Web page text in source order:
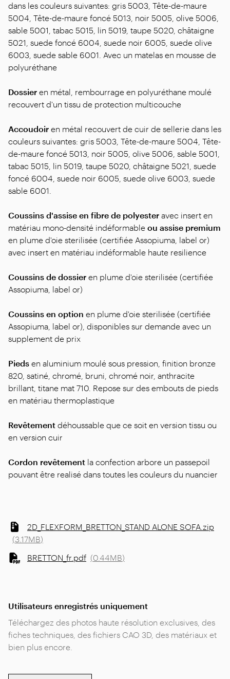
dans les couleurs suivantes: gris 5003, Tête-de-maure
5004, Tête-de-maure foncé 5013, noir 5005, olive 5006,
sable 5001, tabac 5015, lin 5019, taupe 5020, châtaigne
5021, suede foncé 6004, suede noir 6005, suede olive
6003, suede sable 6001. Avec un matelas en mousse de
polyuréthane
Dossier en métal, rembourrage en polyuréthane moulé
recouvert d'un tissu de protection multicouche
Accoudoir en métal recouvert de cuir de sellerie dans les
couleurs suivantes: gris 5003, Tête-de-maure 5004, Tête-
de-maure foncé 5013, noir 5005, olive 5006, sable 5001,
tabac 5015, lin 5019, taupe 5020, châtaigne 5021, suede
foncé 6004, suede noir 6005, suede olive 6003, suede
sable 6001.
Coussins d'assise en fibre de polyester avec insert en
matériau mono-densité indéformable ou assise premium
en plume d'oie sterilisée (certifiée Assopiuma, label or)
avec insert en matériau indéformable haute resilience
Coussins de dossier en plume d'oie sterilisée (certifiée
Assopiuma, label or)
Coussins en option en plume d'oie sterilisée (certifiée
Assopiuma, label or), disponibles sur demande avec un
supplement de prix
Pieds en aluminium moulé sous pression, finition bronze
820, satiné, chromé, bruni, chromé noir, anthracite
brillant, titane mat 710. Repose sur des embouts de pieds
en matériau thermoplastique
Revêtement déhoussable que ce soit en version tissu ou
en version cuir
Cordon revêtement la confection arbore un passepoil
pouvant être realisé dans toutes les couleurs du nuancier
2D_FLEXFORM_BRETTON_STAND ALONE SOFA.zip
(3.17MB)
BRETTON_fr.pdf (0.44MB)
Utilisateurs enregistrés uniquement
Téléchargez des photos haute résolution exclusives, des
fiches techniques, des fichiers CAO 3D, des matériaux et
bien plus encore.